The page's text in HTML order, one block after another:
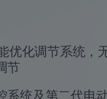
优化调节系统，
节
系统及第二代电